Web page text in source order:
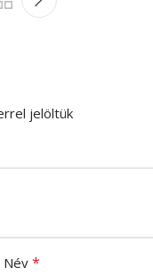
jelöltük
Név*